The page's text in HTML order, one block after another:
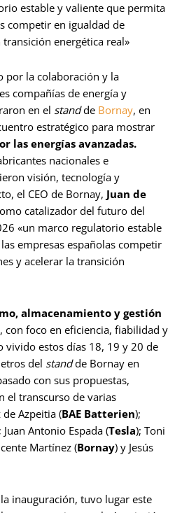
estable y valiente que permita
competir en igualdad de
energética real»
por la colaboración y la
compañías de energía y
en el standde Bornay, en
estratégico para mostrar
las energías avanzadas.
nacionales e
visión, tecnología y
el CEO de Bornay, Juan de
catalizador del futuro del
«un marco regulatorio estable
empresas españolas competir
y acelerar la transición
almacenamiento y gestión
, con foco en eficiencia, fiabilidad y
vivido estos días 18, 19 y 20 de
del standde Bornay en
con sus propuestas,
el transcurso de varias
de Azpeitia (BAE Batterien);
Juan Antonio Espada (Tesla); Toni
Martínez (Bornay) y Jesús
inauguración, tuvo lugar este